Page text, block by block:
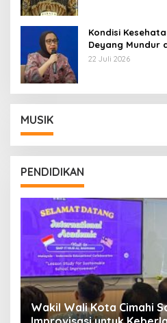
Kondisi
Deyang Mundur
Wamentan
22 Juli 2026
MUSIK
PENDIDIKAN
Wakil Wali Kota Cimahi